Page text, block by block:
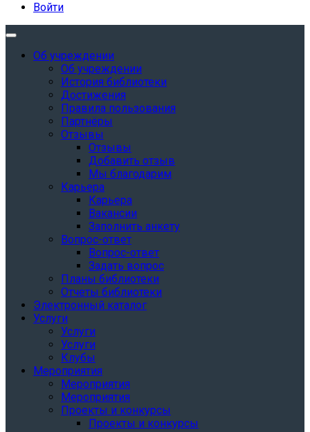
Войти
Об учреждении
Об учреждении
История библиотеки
Достижения
Правила пользования
Партнёры
Отзывы
Отзывы
Добавить отзыв
Мы благодарим
Карьера
Карьера
Вакансии
Заполнить анкету
Вопрос-ответ
Вопрос-ответ
Задать вопрос
Планы библиотеки
Отчеты библиотеки
Электронный каталог
Услуги
Услуги
Услуги
Клубы
Мероприятия
Мероприятия
Мероприятия
Проекты и конкурсы
Проекты и конкурсы